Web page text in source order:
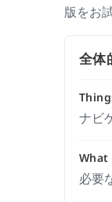
版をお
全体
ナビ
What
必要